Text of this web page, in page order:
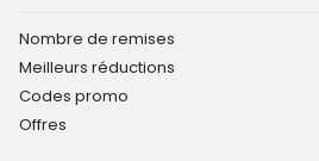
Nombre de remises
Meilleurs réductions
Codes promo
Offres